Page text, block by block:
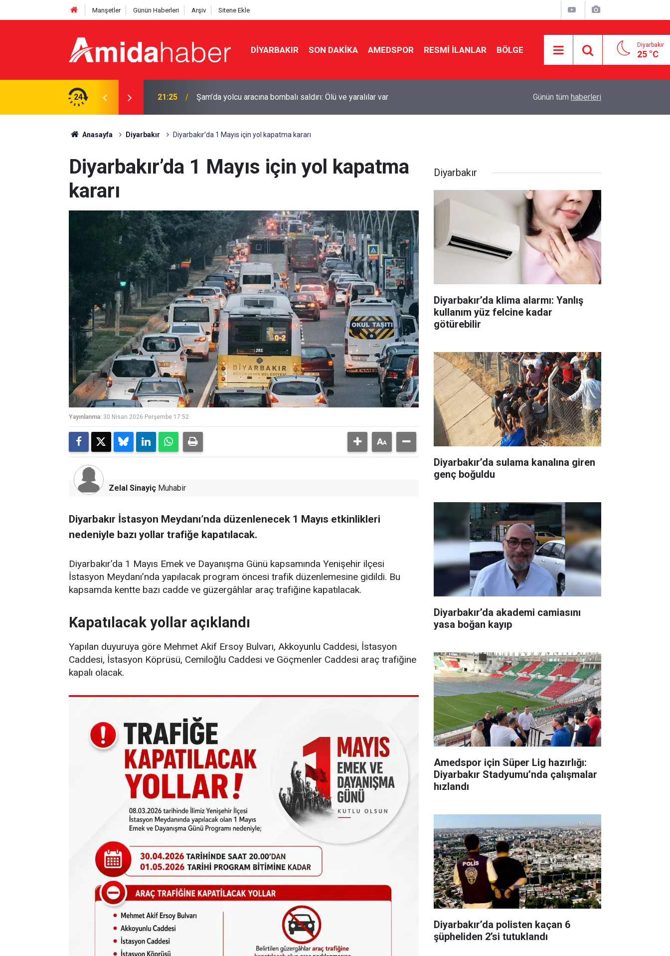
Manşetler Günün Haberleri Arşiv Sitene Ekle
DIYARBAKIR SON DAKIKA AMEDSPOR RESMI İLANLAR BÖLGE Diyarbakır
25 °C
24
Ölü ve yaralılar var 20:44 Diyarbakır’da sulama kanalına giren genç boğuldu Cengiz Çandar’dan çerçeve yasa açıklaması
Günün tüm haberleri
Anasayfa Diyarbakır Diyarbakır’da 1 Mayıs için yol kapatma kararı
Diyarbakır’da 1 Mayıs için yol kapatma
kararı
Yayınlanma: 30 Nisan 2026 Perşembe 17:52
Zelal Sinayiç Muhabir
Diyarbakır İstasyon Meydanı’nda düzenlenecek 1 Mayıs etkinlikleri
nedeniyle bazı yollar trafiğe kapatılacak.
Diyarbakır’da 1 Mayıs Emek ve Dayanışma Günü kapsamında Yenişehir ilçesi
İstasyon Meydanı’nda yapılacak program öncesi trafik düzenlemesine gidildi. Bu
kapsamda kentte bazı cadde ve güzergâhlar araç trafiğine kapatılacak.
Kapatılacak yollar açıklandı
Yapılan duyuruya göre Mehmet Akif Ersoy Bulvarı, Akkoyunlu Caddesi, İstasyon
Caddesi, İstasyon Köprüsü, Cemiloğlu Caddesi ve Göçmenler Caddesi araç trafiğine
kapalı olacak.
Diyarbakır
Diyarbakır’da klima alarmı: Yanlış
kullanım yüz felcine kadar
götürebilir
Diyarbakır’da sulama kanalına giren
genç boğuldu
Diyarbakır’da akademi camiasını
yasa boğan kayıp
Amedspor için Süper Lig hazırlığı:
Diyarbakır Stadyumu’nda çalışmalar
hızlandı
Diyarbakır’da polisten kaçan 6
şüpheliden 2’si tutuklandı